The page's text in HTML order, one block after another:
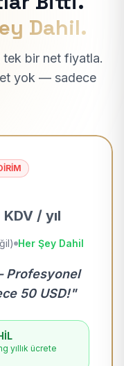
Dahil.
tek bir net fiyatla.
yok — sadece
KDV / yıl
Her Şey Dahil
Profesyonel
50 USD!"
yıllık ücrete